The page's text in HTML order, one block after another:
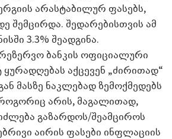
არასტაბილურ ფასებს,
შემცირდა. შედარებისთვის ამ
3.3% შეადგინა.
ბანკის ოფიციალური
აქცევენ „ძირითად“
მასზე ნაკლებად ზემოქმედებს
არის, მაგალითად,
გაზარდოს/შეამციროს
აირის ფასები ინფლაციის